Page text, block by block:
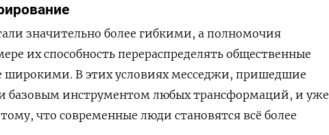
значительно более гибкими, а полномочия
их способность перераспределять общественные
широкими. В этих условиях месседжи, пришедшие
базовым инструментом любых трансформаций, и уже
что современные люди становятся всё более